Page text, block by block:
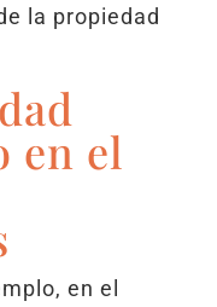
la propiedad
en el
en el